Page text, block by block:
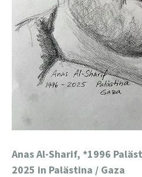
Anas Al-Sharif, *1996
2025 in Palästina / Gaza